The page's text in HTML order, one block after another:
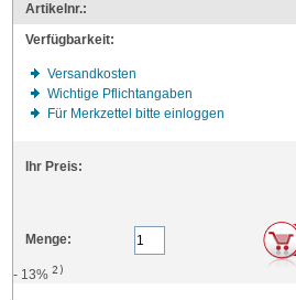
Artikelnr.:
Verfügbarkeit:
Versandkosten
Wichtige Pflichtangaben
Für Merkzettel bitte einloggen
Ihr Preis:
Menge:
- 13%2)